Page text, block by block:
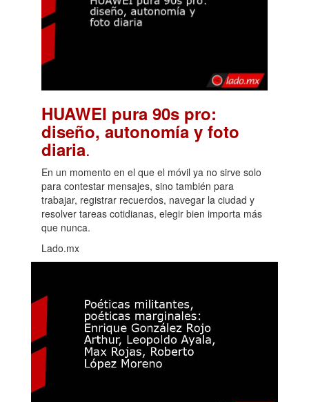
HUAWEI pura 90s pro:
diseño, autonomía y foto
diaria.
En un momento en el que el móvil ya no sirve solo
para contestar mensajes, sino también para
trabajar, registrar recuerdos, navegar la ciudad y
resolver tareas cotidianas, elegir bien importa más
que nunca.
Lado.mx